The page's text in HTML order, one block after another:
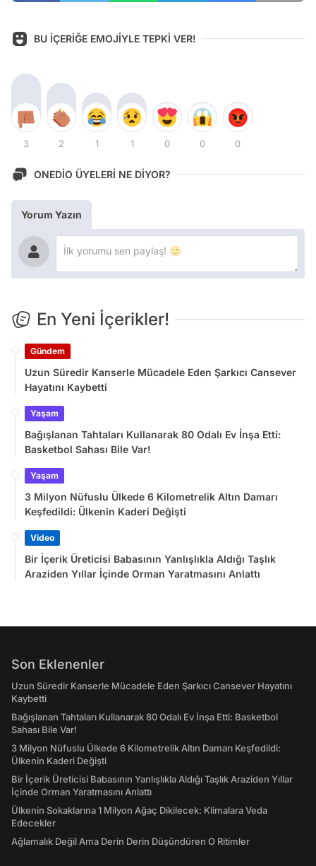
BU İÇERİĞE EMOJİYLE TEPKİ VER!
3 2 1 1 0 0 0
ONEDİO ÜYELERİ NE DİYOR?
Yorum Yazın
En Yeni İçerikler!
Gündem
Uzun Süredir Kanserle Mücadele Eden Şarkıcı Cansever
Hayatını Kaybetti
Yaşam
Bağışlanan Tahtaları Kullanarak 80 Odalı Ev İnşa Etti:
Basketbol Sahası Bile Var!
Yaşam
3 Milyon Nüfuslu Ülkede 6 Kilometrelik Altın Damarı
Keşfedildi: Ülkenin Kaderi Değişti
Video
Bir İçerik Üreticisi Babasının Yanlışlıkla Aldığı Taşlık
Araziden Yıllar İçinde Orman Yaratmasını Anlattı
Son Eklenenler
Uzun Süredir Kanserle Mücadele Eden Şarkıcı Cansever Hayatını
Kaybetti
Bağışlanan Tahtaları Kullanarak 80 Odalı Ev İnşa Etti: Basketbol
Sahası Bile Var!
3 Milyon Nüfuslu Ülkede 6 Kilometrelik Altın Damarı Keşfedildi:
Ülkenin Kaderi Değişti
Bir İçerik Üreticisi Babasının Yanlışlıkla Aldığı Taşlık Araziden Yıllar
İçinde Orman Yaratmasını Anlattı
Ülkenin Sokaklarına 1 Milyon Ağaç Dikilecek: Klimalara Veda
Edecekler
Ağlamalık Değil Ama Derin Derin Düşündüren O Ritimler